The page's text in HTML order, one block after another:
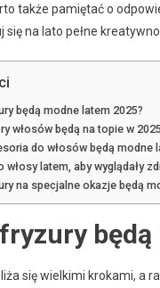
także pamiętać o
się na lato pełne
będą modne latem 2025?
włosów będą na topie w
do włosów będą modne
włosy latem, aby wyglądały
na specjalne okazje będą
się wielkimi krokami,